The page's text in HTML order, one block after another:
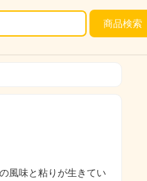
商品検索
風味と粘りが生きてい